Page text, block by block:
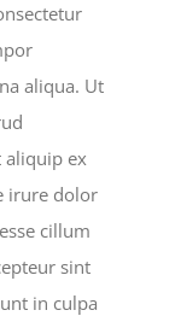
aliqua. Ut
aliquip ex
irure dolor
cillum
sint
in culpa